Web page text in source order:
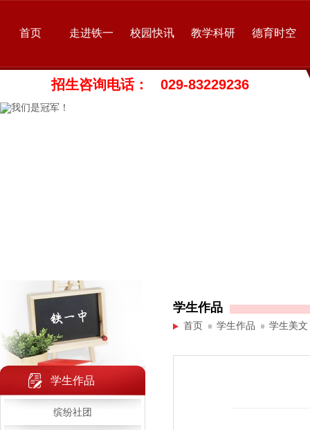
首页 走进铁一 校园快讯 教学科研 德育时空
招生咨询电话： 029-83229236
学生作品
缤纷社团
学生作品
首页 学生作品 学生美文